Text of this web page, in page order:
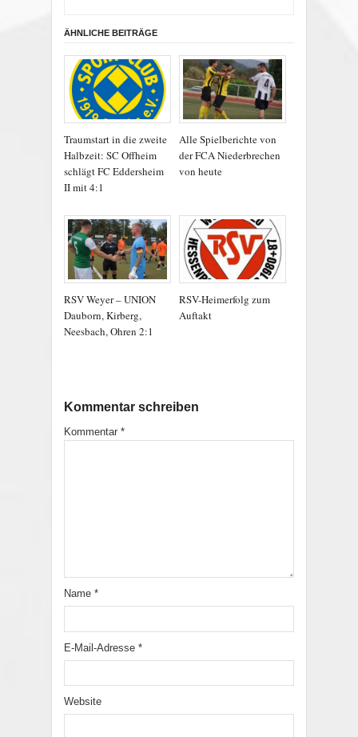
ÄHNLICHE BEITRÄGE
Traumstart in die zweite
Halbzeit: SC Offheim
schlägt FC Eddersheim
II mit 4:1
Alle Spielberichte von
der FCA Niederbrechen
von heute
RSV Weyer – UNION
Dauborn, Kirberg,
Neesbach, Ohren 2:1
RSV-Heimerfolg zum
Auftakt
Kommentar schreiben
Kommentar *
Name *
E-Mail-Adresse *
Website